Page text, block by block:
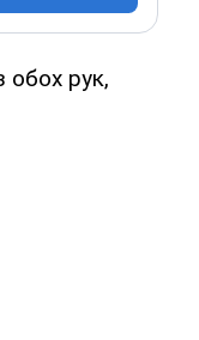
обох рук,